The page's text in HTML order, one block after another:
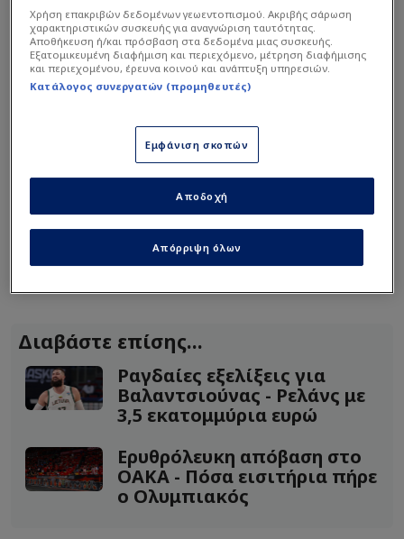
Γκαρντ ηγέτης και ψηλός από
το… πάνω ράφι για
Παναθηναϊκό
Μεταγραφές θα γίνουν και θα γίνουν και ηχηρές,
αλλά η απόφαση για το πόσες θα είναι τελικά θα
Διαβάστε επίσης...
Ραγδαίες εξελίξεις για
Βαλαντσιούνας - Ρελάνς με
3,5 εκατομμύρια ευρώ
Ερυθρόλευκη απόβαση στο
ΟΑΚΑ - Πόσα εισιτήρια πήρε
ο Ολυμπιακός
Χρήση επακριβών δεδομένων γεωεντοπισμού. Ακριβής σάρωση
χαρακτηριστικών συσκευής για αναγνώριση ταυτότητας.
Αποθήκευση ή/και πρόσβαση στα δεδομένα μιας συσκευής.
Εξατομικευμένη διαφήμιση και περιεχόμενο, μέτρηση διαφήμισης
και περιεχομένου, έρευνα κοινού και ανάπτυξη υπηρεσιών.
Κατάλογος συνεργατών (προμηθευτές)
Εμφάνιση σκοπών
Απόρριψη όλων
Αποδοχή